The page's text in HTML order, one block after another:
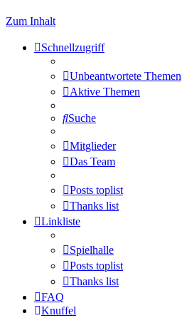
Zum Inhalt
Schnellzugriff
Unbeantwortete Themen
Aktive Themen
Suche
Mitglieder
Das Team
Posts toplist
Thanks list
Linkliste
Spielhalle
Posts toplist
Thanks list
FAQ
Knuffel